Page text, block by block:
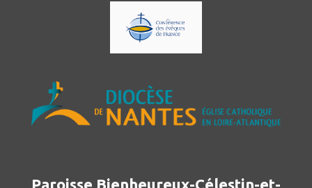
Paroisse Bienheureux-Célestin-et-